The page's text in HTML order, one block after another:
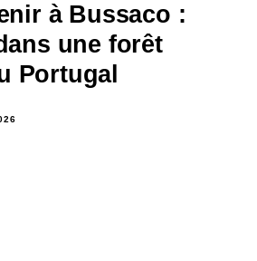
à Bussaco :
une forêt
Portugal